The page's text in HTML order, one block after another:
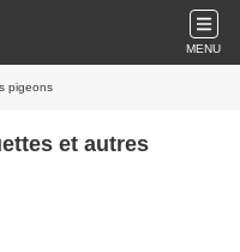
MENU
pigeons
et autres